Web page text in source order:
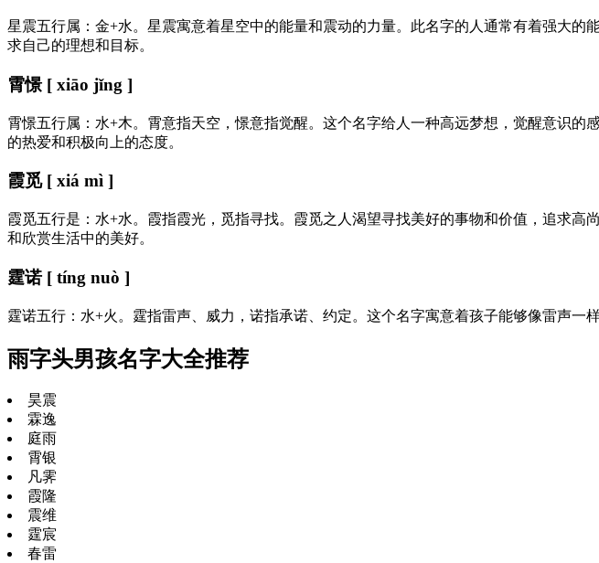
星震五行属：金+水。星震寓意着星空中的能量和震动的力量。此名字的人通常有着强大
求自己的理想和目标。
霄憬 [ xiāo jǐng ]
霄憬五行属：水+木。霄意指天空，憬意指觉醒。这个名字给人一种高远梦想，觉醒意识
的热爱和积极向上的态度。
霞觅 [ xiá mì ]
霞觅五行是：水+水。霞指霞光，觅指寻找。霞觅之人渴望寻找美好的事物和价值，追求
和欣赏生活中的美好。
霆诺 [ tíng nuò ]
霆诺五行：水+火。霆指雷声、威力，诺指承诺、约定。这个名字寓意着孩子能够像雷声一
雨字头男孩名字大全推荐
昊震
霖逸
庭雨
霄银
凡霁
霞隆
震维
霆宸
春雷